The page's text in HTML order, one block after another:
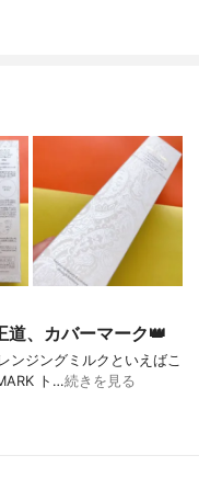
、カバーマーク👑
ンジングミルクといえばこ
ト…続きを見る